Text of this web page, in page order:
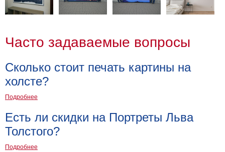
Мотивирующие
Йорк
все
Часто задаваемые вопросы
Сколько стоит печать картины на
холсте?
Подробнее
Есть ли скидки на Портреты Льва
Толстого?
Подробнее